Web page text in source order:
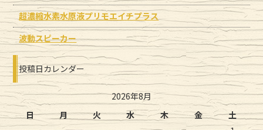
超濃縮水素水原液プリモエイチプラス
波動スピーカー
投稿日カレンダー
2026年8月
日
月 火 水 木 金
土